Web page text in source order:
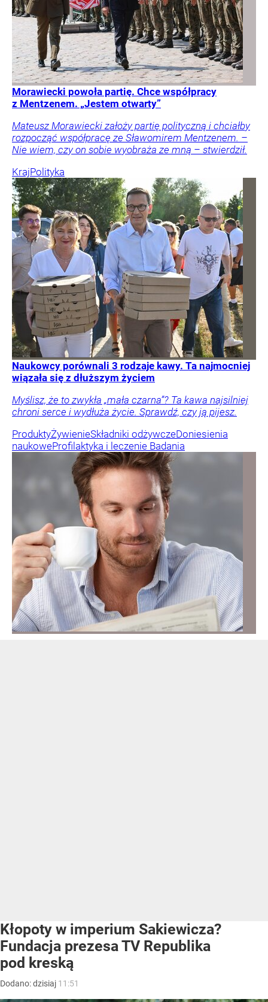
Morawiecki powoła partię. Chce współpracy
z Mentzenem. „Jestem otwarty”
Mateusz Morawiecki założy partię polityczną i chciałby
rozpocząć współpracę ze Sławomirem Mentzenem. –
Nie wiem, czy on sobie wyobraża ze mną – stwierdził.
KrajPolityka
Naukowcy porównali 3 rodzaje kawy. Ta najmocniej
wiązała się z dłuższym życiem
Myślisz, że to zwykła „mała czarna”? Ta kawa najsilniej
chroni serce i wydłuża życie. Sprawdź, czy ją pijesz.
ProduktyŻywienieSkładniki odżywczeDoniesienia
naukoweProfilaktyka i leczenie Badania
Kłopoty w imperium Sakiewicza?
Fundacja prezesa TV Republika
pod kreską
Dodano:dzisiaj 11:51